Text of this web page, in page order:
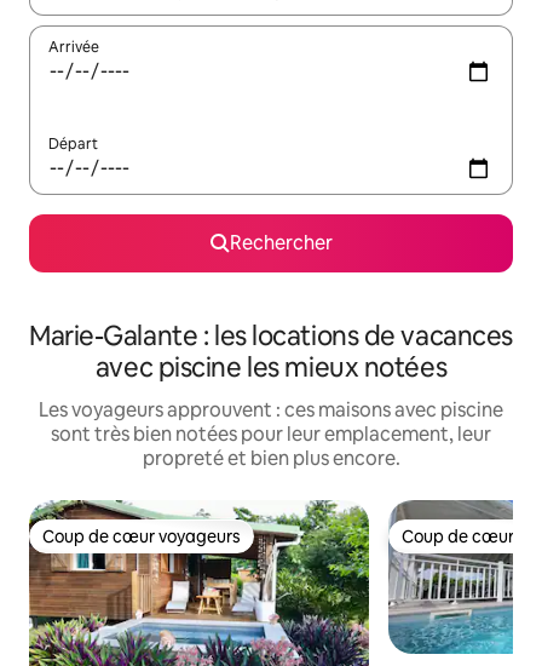
Arrivée
Départ
Rechercher
Marie-Galante : les locations de vacances
avec piscine les mieux notées
Les voyageurs approuvent : ces maisons avec piscine
sont très bien notées pour leur emplacement, leur
propreté et bien plus encore.
Coup de cœur voyageurs
Coup de cœur voyageurs Coup de cœur
Coup de cœur